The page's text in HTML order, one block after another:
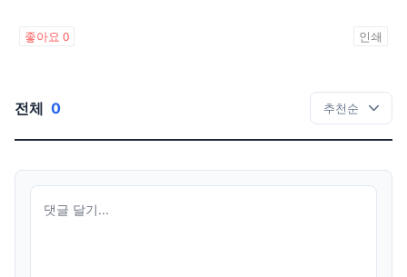
좋아요 0 인쇄
전체 0